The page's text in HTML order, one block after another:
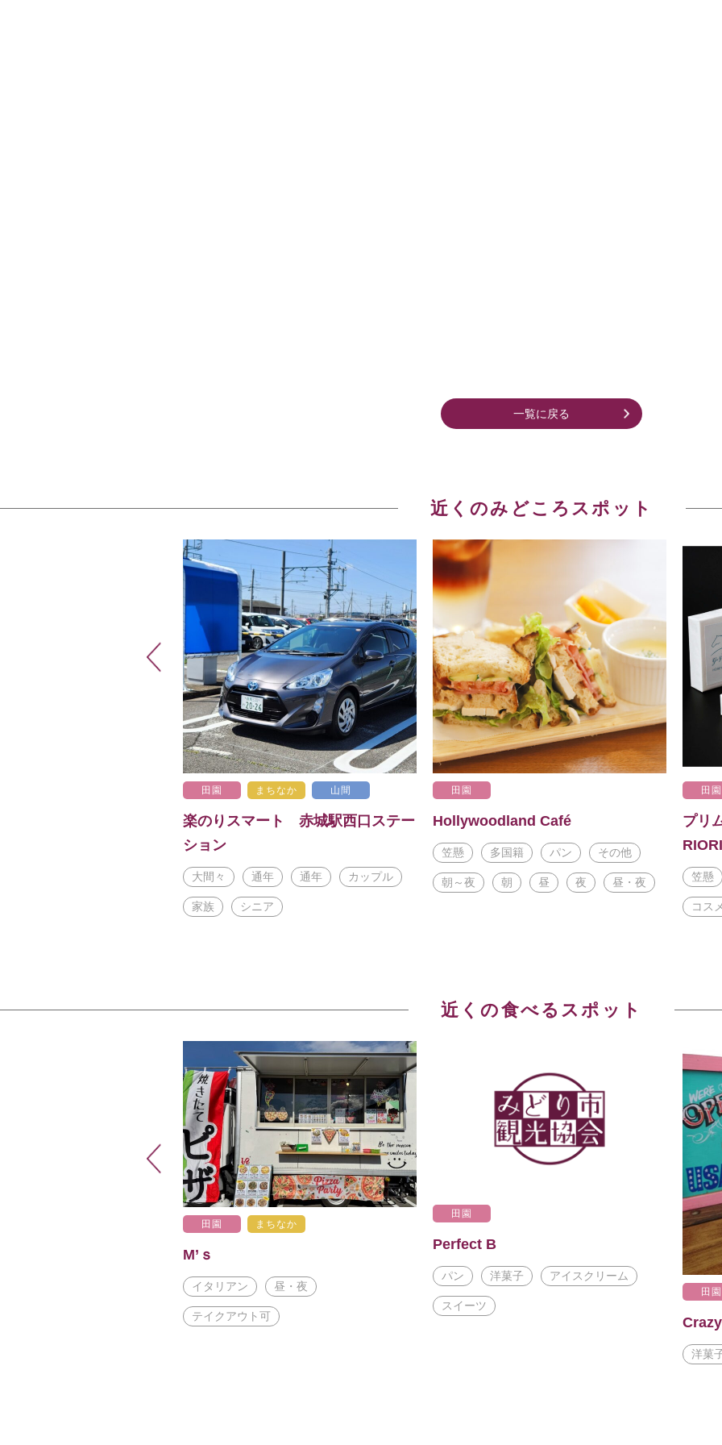
一覧に戻る
近くのみどころスポット
田園 まちなか 山間
楽のりスマート 赤城駅西口ステー
ション
大間々 通年 通年 カップル
家族 シニア
田園
Hollywoodland Café
笠懸 多国籍 パン その他
朝～夜 朝 昼 夜 昼・夜
田園
プリ
笠懸
コス
近くの食べるスポット
田園 まちなか
M’ｓ
イタリアン 昼・夜
テイクアウト可
田園
Perfect B
パン 洋菓子 アイスクリーム
スイーツ
田園
洋菓